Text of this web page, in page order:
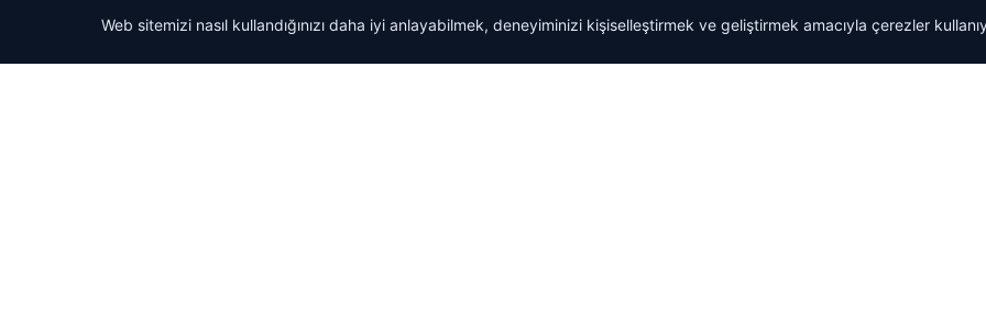
Web sitemizi nasıl kullandığınızı daha iyi anlayabilmek, deneyiminizi kişiselleştirmek ve geliştirmek amacıyla çerezler